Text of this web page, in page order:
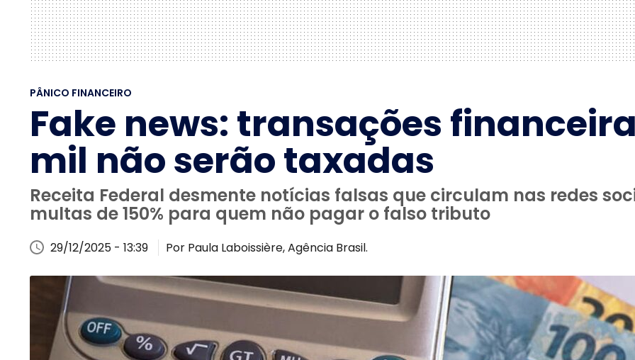
PÂNICO FINANCEIRO
Fake news: transações
mil não serão taxadas
Receita Federal desmente notícias falsas que circulam nas redes
multas de 150% para quem não pagar o falso tributo
29/12/2025 - 13:39 Por Paula Laboissière, Agência Brasil.